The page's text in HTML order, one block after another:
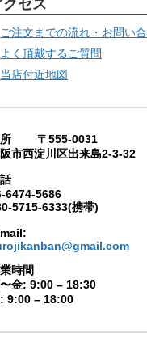
クセス
ご注文までの流れ・お問い
よく頂戴するご質問
当店付近地図
所 〒555-0031
市西淀川区出来島2-3-32
6474-5686
5715-6333(携帯)
時間
金: 9:00 – 18:30
9:00 – 18:00